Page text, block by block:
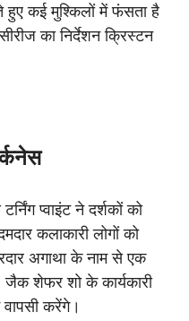
हुए कई मुश्किलों में फंसता है
का निर्देशन क्रिस्टन
प्वाइंट ने दर्शकों को
कलाकारी लोगों को
अगाथा के नाम से एक
जैक शेफर शो के कार्यकारी
करेंगे।